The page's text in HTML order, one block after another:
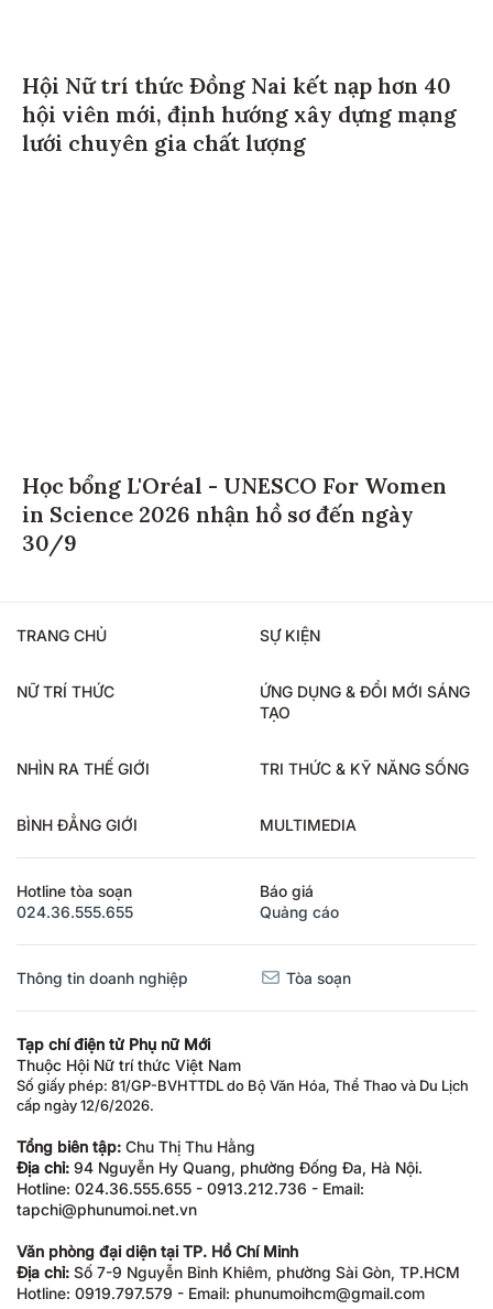
Hội Nữ trí thức Đồng Nai kết nạp hơn 40
hội viên mới, định hướng xây dựng mạng
lưới chuyên gia chất lượng
Học bổng L'Oréal - UNESCO For Women
in Science 2026 nhận hồ sơ đến ngày
30/9
TRANG CHỦ SỰ KIỆN
NỮ TRÍ THỨC
ỨNG DỤNG & ĐỔI MỚI SÁNG
TẠO
NHÌN RA THẾ GIỚI TRI THỨC & KỸ NĂNG SỐNG
BÌNH ĐẲNG GIỚI MULTIMEDIA
Hotline tòa soạn
024.36.555.655
Báo giá
Quảng cáo
Thông tin doanh nghiệp Tòa soạn
Tạp chí điện tử Phụ nữ Mới
Thuộc Hội Nữ trí thức Việt Nam
Số giấy phép: 81/GP-BVHTTDL do Bộ Văn Hóa, Thể Thao và Du Lịch
cấp ngày 12/6/2026.
Tổng biên tập: Chu Thị Thu Hằng
Địa chỉ: 94 Nguyễn Hy Quang, phường Đống Đa, Hà Nội.
Hotline: 024.36.555.655 - 0913.212.736 - Email:
tapchi@phunumoi.net.vn
Văn phòng đại diện tại TP. Hồ Chí Minh
Địa chỉ: Số 7-9 Nguyễn Bỉnh Khiêm, phường Sài Gòn, TP.HCM
Hotline: 0919.797.579 - Email: phunumoihcm@gmail.com